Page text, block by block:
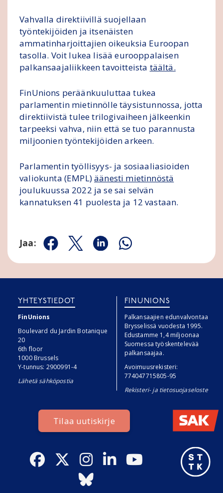
Vahvalla direktiivillä suojellaan
työntekijöiden ja itsenäisten
ammatinharjoittajien oikeuksia Euroopan
tasolla. Voit lukea lisää eurooppalaisen
palkansaajaliikkeen tavoitteista täältä.
FinUnions peräänkuuluttaa tukea
parlamentin mietinnölle täysistunnossa, jotta
direktiivistä tulee trilogivaiheen jälkeenkin
tarpeeksi vahva, niin että se tuo parannusta
miljoonien työntekijöiden arkeen.
Parlamentin työllisyys- ja sosiaaliasioiden
valiokunta (EMPL)äänesti mietinnöstä
joulukuussa 2022 ja se sai selvän
kannatuksen 41 puolesta ja 12 vastaan.
Jaa: Jaa Facebookissa
Jaa Twitterissä
Jaa Linkedinissä
Jaa Whatsappissa
YHTEYSTIEDOT
FinUnions
Boulevard du Jardin Botanique
20
6th floor
1000 Brussels
Y-tunnus: 2900991-4
Lähetä sähköpostia
FINUNIONS
Palkansaajien edunvalvontaa
Brysselissä vuodesta 1995.
Edustamme 1,4 miljoonaa
Suomessa työskentelevää
palkansaajaa.
Avoimuusrekisteri:
774047715805-95
Rekisteri- ja tietosuojaseloste
Tilaa uutiskirje